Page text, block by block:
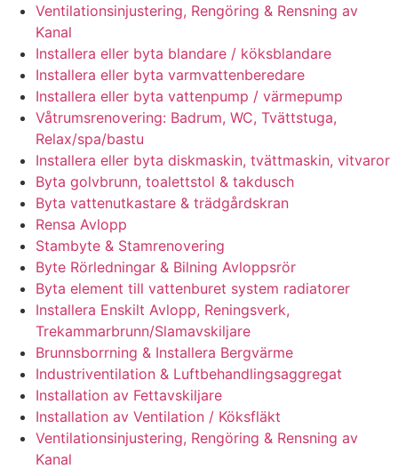
Ventilationsinjustering, Rengöring & Rensning av
Kanal
Installera eller byta blandare / köksblandare
Installera eller byta varmvattenberedare
Installera eller byta vattenpump / värmepump
Våtrumsrenovering: Badrum, WC, Tvättstuga,
Relax/spa/bastu
Installera eller byta diskmaskin, tvättmaskin, vitvaror
Byta golvbrunn, toalettstol & takdusch
Byta vattenutkastare & trädgårdskran
Rensa Avlopp
Stambyte & Stamrenovering
Byte Rörledningar & Bilning Avloppsrör
Byta element till vattenburet system radiatorer
Installera Enskilt Avlopp, Reningsverk,
Trekammarbrunn/Slamavskiljare
Brunnsborrning & Installera Bergvärme
Industriventilation & Luftbehandlingsaggregat
Installation av Fettavskiljare
Installation av Ventilation / Köksfläkt
Ventilationsinjustering, Rengöring & Rensning av
Kanal